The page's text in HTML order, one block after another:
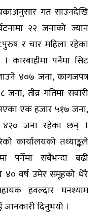
गत साउनदेखि
२२ जनाको ज्यान
र चार महिला रहेका
पर्नेमा सिट
४०७ जना, कागजपत्र
तीव्र गतिमा सवारी
एक हजार ५१७ जना,
जना रहेका छन् ।
कार्यालयको तथ्याङ्कले
पर्नेमा सबैभन्दा बढी
वर्ष उमेर समूहको धेरै
हवल्दार घनश्याम
दिनुभयो ।